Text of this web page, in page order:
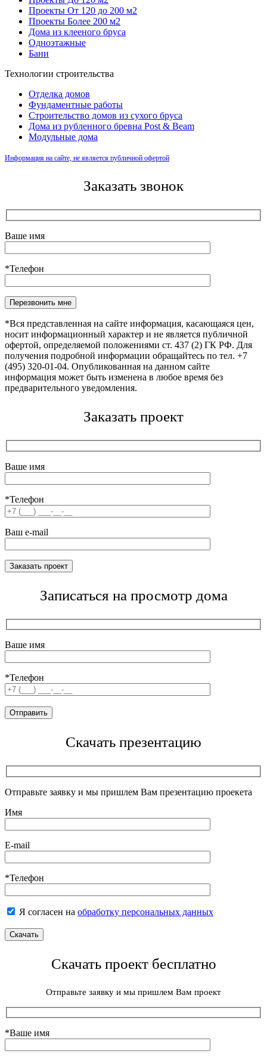
Проекты От 120 до 200 м2
Проекты Более 200 м2
Дома из клееного бруса
Одноэтажные
Бани
Технологии строительства
Отделка домов
Фундаментные работы
Строительство домов из сухого бруса
Дома из рубленного бревна Post & Beam
Модульные дома
Информация на сайте, не является публичной офертой
Заказать звонок
Ваше имя
*Телефон
Оставьте это поле пустым.
*Вся представленная на сайте информация, касающаяся цен,
носит информационный характер и не является публичной
офертой, определяемой положениями ст. 437 (2) ГК РФ. Для
получения подробной информации обращайтесь по тел. +7
(495) 320-01-04. Опубликованная на данном сайте
информация может быть изменена в любое время без
предварительного уведомления.
Заказать проект
Ваше имя
*Телефон
Ваш e-mail
Записаться на просмотр дома
Ваше имя
*Телефон
Скачать презентацию
Отправьте заявку и мы пришлем Вам презентацию проекета
Имя
E-mail
*Телефон
Я согласен на обработку персональных данных
Скачать проект бесплатно
Отправьте заявку и мы пришлем Вам проект
*Ваше имя